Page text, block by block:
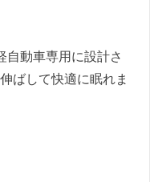
自動車専用に設計さ
ばして快適に眠れま